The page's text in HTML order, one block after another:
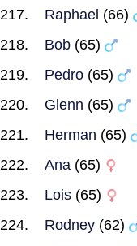
Raphael (66)
Bob (65)
Pedro (65)
Glenn (65)
Herman (65)
Ana (65)
Lois (65)
Rodney (62)